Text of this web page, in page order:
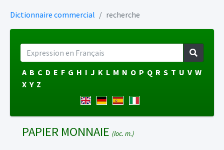
Dictionnaire commercial recherche
A B C D E F G H I J K L M N O P Q R S T U V W
X Y Z
PAPIER MONNAIE (loc. m.)